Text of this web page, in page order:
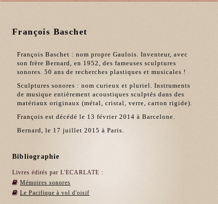
François Baschet
François Baschet : nom propre Gaulois. Inventeur, avec
son frère Bernard, en 1952, des fameuses sculptures
sonores. 50 ans de recherches plastiques et musicales !
Sculptures sonores : nom curieux et pluriel. Instruments
de musique entièrement acoustiques sculptés dans des
matériaux originaux (métal, cristal, verre, carton rigide).
François est décédé le 13 février 2014 à Barcelone.
Bernard, le 17 juillet 2015 à Paris.
Bibliographie
Livres édités par L'ECARLATE :
Mémoires sonores
Le Pacifique à vol d'oisif